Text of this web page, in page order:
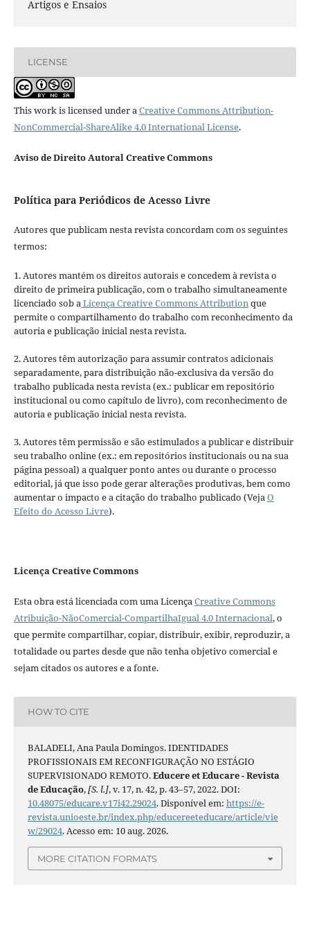
Artigos e Ensaios
LICENSE
This work is licensed under a Creative Commons Attribution-
NonCommercial-ShareAlike 4.0 International License.
Aviso de Direito Autoral Creative Commons
Política para Periódicos de Acesso Livre
Autores que publicam nesta revista concordam com os seguintes
termos:
1. Autores mantém os direitos autorais e concedem à revista o
direito de primeira publicação, com o trabalho simultaneamente
licenciado sob a Licença Creative Commons Attribution que
permite o compartilhamento do trabalho com reconhecimento da
autoria e publicação inicial nesta revista.
2. Autores têm autorização para assumir contratos adicionais
separadamente, para distribuição não-exclusiva da versão do
trabalho publicada nesta revista (ex.: publicar em repositório
institucional ou como capítulo de livro), com reconhecimento de
autoria e publicação inicial nesta revista.
3. Autores têm permissão e são estimulados a publicar e distribuir
seu trabalho online (ex.: em repositórios institucionais ou na sua
página pessoal) a qualquer ponto antes ou durante o processo
editorial, já que isso pode gerar alterações produtivas, bem como
aumentar o impacto e a citação do trabalho publicado (Veja O
Efeito do Acesso Livre).
Licença Creative Commons
Esta obra está licenciada com uma Licença Creative Commons
Atribuição-NãoComercial-CompartilhaIgual 4.0 Internacional, o
que permite compartilhar, copiar, distribuir, exibir, reproduzir, a
totalidade ou partes desde que não tenha objetivo comercial e
sejam citados os autores e a fonte.
HOW TO CITE
BALADELI, Ana Paula Domingos. IDENTIDADES
PROFISSIONAIS EM RECONFIGURAÇÃO NO ESTÁGIO
SUPERVISIONADO REMOTO.Educere et Educare - Revista
de Educação,[S. l.], v. 17, n. 42, p. 43–57, 2022. DOI:
10.48075/educare.v17i42.29024. Disponível em: https://e-
revista.unioeste.br/index.php/educereeteducare/article/vie
w/29024. Acesso em: 10 aug. 2026.
MORE CITATION FORMATS